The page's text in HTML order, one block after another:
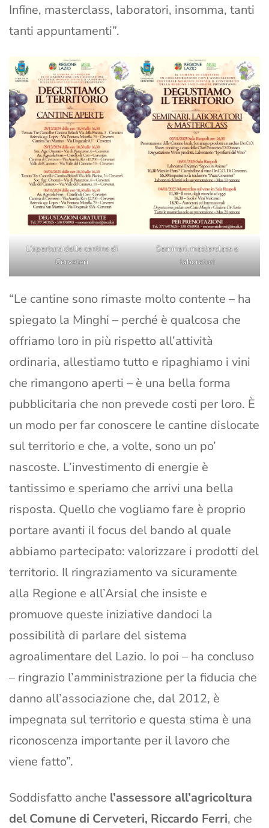
Infine, masterclass, laboratori, insomma, tanti
tanti appuntamenti”.
L’apertura delle cantine di
Cerveteri
Seminari, masterclass e
laboratori
“Le cantine sono rimaste molto contente – ha
spiegato la Minghi – perché è qualcosa che
offriamo loro in più rispetto all’attività
ordinaria, allestiamo tutto e ripaghiamo i vini
che rimangono aperti – è una bella forma
pubblicitaria che non prevede costi per loro. È
un modo per far conoscere le cantine dislocate
sul territorio e che, a volte, sono un po’
nascoste. L’investimento di energie è
tantissimo e speriamo che arrivi una bella
risposta. Quello che vogliamo fare è proprio
portare avanti il focus del bando al quale
abbiamo partecipato: valorizzare i prodotti del
territorio. Il ringraziamento va sicuramente
alla Regione e all’Arsial che insiste e
promuove queste iniziative dandoci la
possibilità di parlare del sistema
agroalimentare del Lazio. Io poi – ha concluso
– ringrazio l’amministrazione per la fiducia che
danno all’associazione che, dal 2012, è
impegnata sul territorio e questa stima è una
riconoscenza importante per il lavoro che
viene fatto”.
Soddisfatto anche l’assessore all’agricoltura
del Comune di Cerveteri, Riccardo Ferri, che